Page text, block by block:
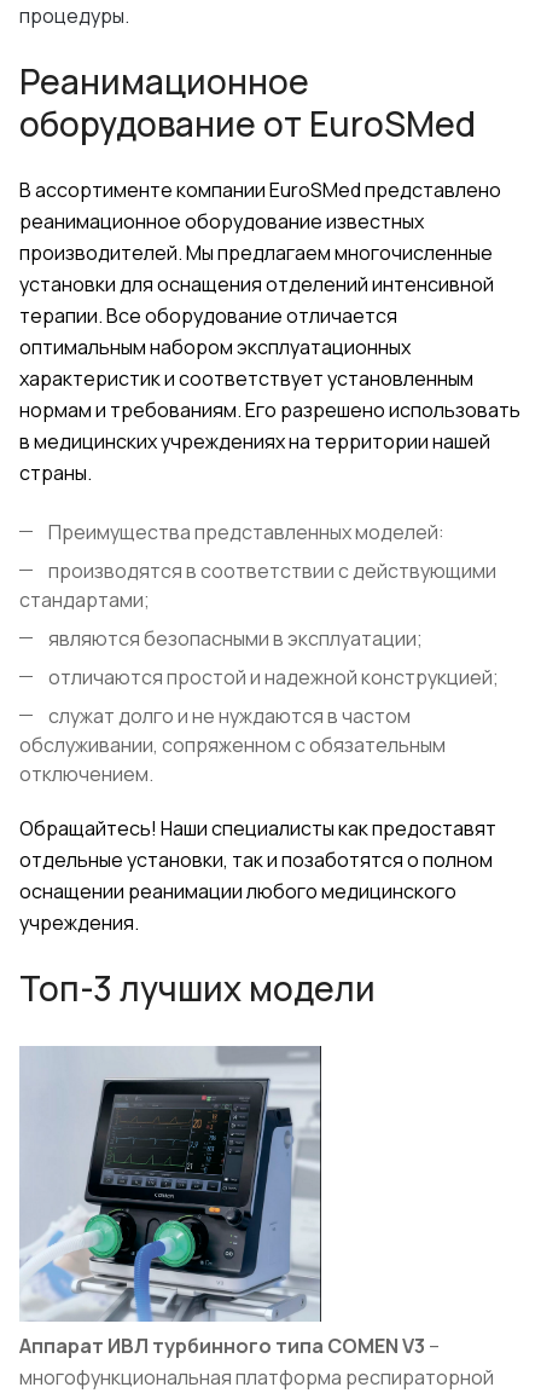
процедуры.
Реанимационное
оборудование от EuroSMed
В ассортименте компанииEuroSMedпредставлено
реанимационное оборудование известных
производителей. Мы предлагаем многочисленные
установки для оснащения отделений интенсивной
терапии. Все оборудование отличается
оптимальным набором эксплуатационных
характеристик и соответствует установленным
нормам и требованиям. Его разрешено использовать
в медицинских учреждениях на территории нашей
страны.
Преимущества представленных моделей:
производятся в соответствии с действующими
стандартами;
являются безопасными в эксплуатации;
отличаются простой и надежной конструкцией;
служат долго и не нуждаются в частом
обслуживании, сопряженном с обязательным
отключением.
Обращайтесь! Наши специалисты как предоставят
отдельные установки, так и позаботятся о полном
оснащении реанимации любого медицинского
учреждения.
Топ-3 лучших модели
Аппарат ИВЛ турбинного типа COMENV3 –
многофункциональная платформа респираторной